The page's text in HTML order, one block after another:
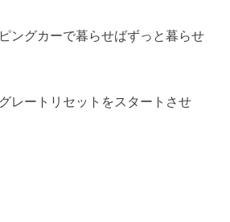
ングカーで暮らせばずっと暮らせ
レートリセットをスタートさせ